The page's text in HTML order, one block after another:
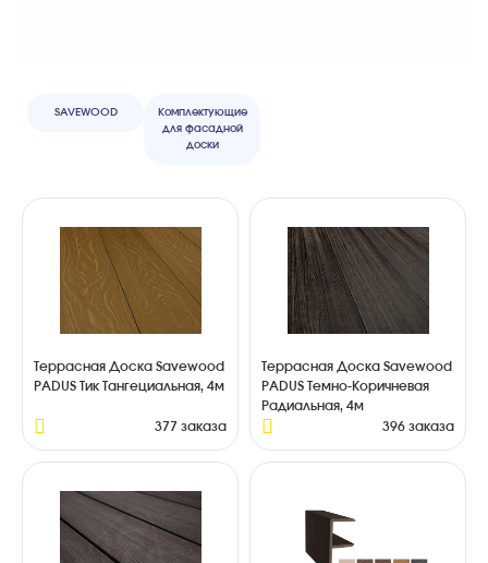
SAVEWOOD
Комплектующие
для фасадной
доски
Террасная Доска Savewood
PADUS Тик Тангециальная, 4м
377 заказа
Террасная Доска Savewood
PADUS Темно-Коричневая
Радиальная, 4м
396 заказа